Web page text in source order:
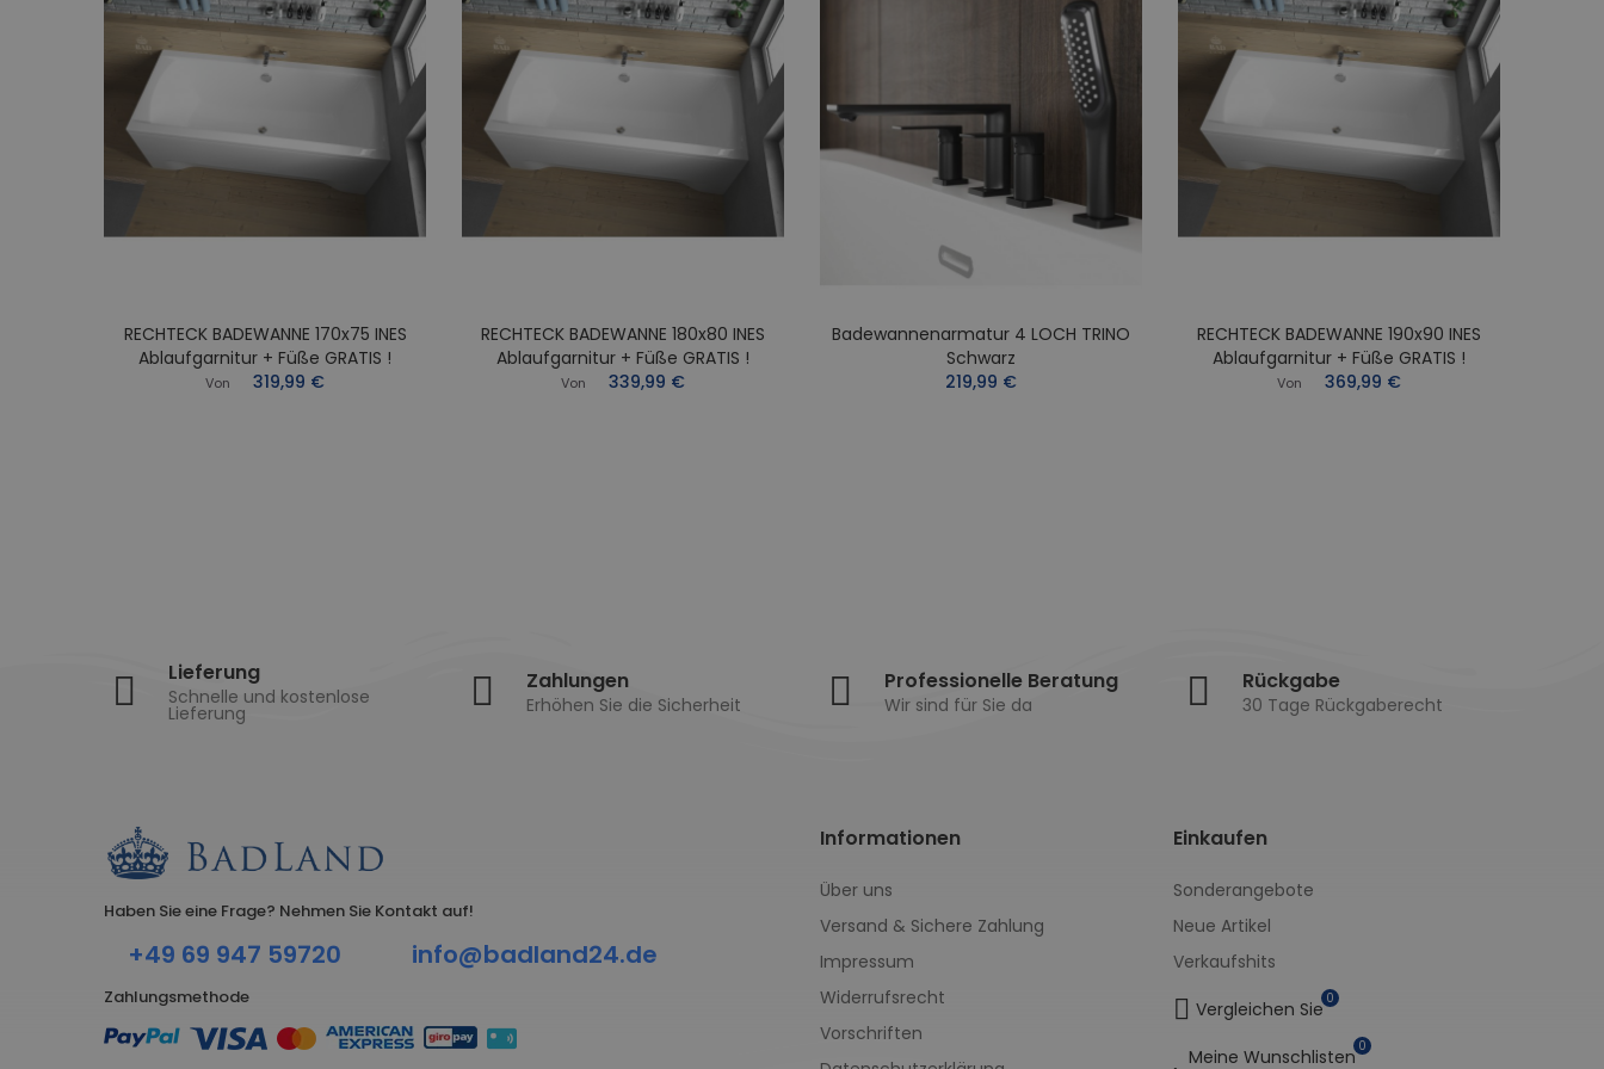
RECHTECK BADEWANNE 170x75 INES
Ablaufgarnitur + Füße GRATIS !
Von 319,99 €
RECHTECK BADEWANNE 180x80 INES
Ablaufgarnitur + Füße GRATIS !
Von 339,99 €
Badewannenarmatur 4 LOCH TRINO
Schwarz
219,99 €
RECHTECK BADEWANNE 190x90 INES
Ablaufgarnitur + Füße GRATIS !
Von 369,99 €
Lieferung
Schnelle und kostenlose
Lieferung
Zahlungen
Erhöhen Sie die Sicherheit
Professionelle Beratung
Wir sind für Sie da
Rückgabe
30 Tage Rückgaberecht
Haben Sie eine Frage? Nehmen Sie Kontakt auf!
+49 69 947 59720 info@badland24.de
Zahlungsmethode
Informationen
Über uns
Versand & Sichere Zahlung
Impressum
Widerrufsrecht
Vorschriften
Einkaufen
Sonderangebote
Neue Artikel
Verkaufshits
Vergleichen Sie 0
Meine Wunschlisten 0